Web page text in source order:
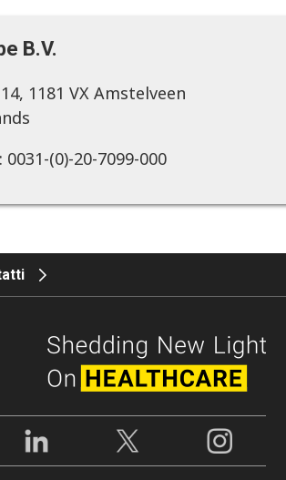
B.V.
1181 VX Amstelveen
(0)-20-7099-000